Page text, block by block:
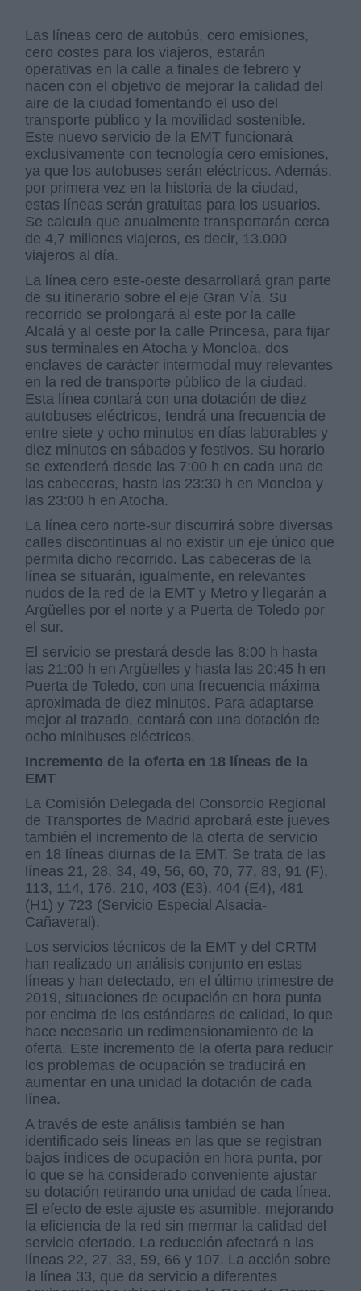
Las líneas cero de autobús, cero emisiones,
cero costes para los viajeros, estarán
operativas en la calle a finales de febrero y
nacen con el objetivo de mejorar la calidad del
aire de la ciudad fomentando el uso del
transporte público y la movilidad sostenible.
Este nuevo servicio de la EMT funcionará
exclusivamente con tecnología cero emisiones,
ya que los autobuses serán eléctricos. Además,
por primera vez en la historia de la ciudad,
estas líneas serán gratuitas para los usuarios.
Se calcula que anualmente transportarán cerca
de 4,7 millones viajeros, es decir, 13.000
viajeros al día.
La línea cero este-oeste desarrollará gran parte
de su itinerario sobre el eje Gran Vía. Su
recorrido se prolongará al este por la calle
Alcalá y al oeste por la calle Princesa, para fijar
sus terminales en Atocha y Moncloa, dos
enclaves de carácter intermodal muy relevantes
en la red de transporte público de la ciudad.
Esta línea contará con una dotación de diez
autobuses eléctricos, tendrá una frecuencia de
entre siete y ocho minutos en días laborables y
diez minutos en sábados y festivos. Su horario
se extenderá desde las 7:00 h en cada una de
las cabeceras, hasta las 23:30 h en Moncloa y
las 23:00 h en Atocha.
La línea cero norte-sur discurrirá sobre diversas
calles discontinuas al no existir un eje único que
permita dicho recorrido. Las cabeceras de la
línea se situarán, igualmente, en relevantes
nudos de la red de la EMT y Metro y llegarán a
Argüelles por el norte y a Puerta de Toledo por
el sur.
El servicio se prestará desde las 8:00 h hasta
las 21:00 h en Argüelles y hasta las 20:45 h en
Puerta de Toledo, con una frecuencia máxima
aproximada de diez minutos. Para adaptarse
mejor al trazado, contará con una dotación de
ocho minibuses eléctricos.
Incremento de la oferta en 18 líneas de la
EMT
La Comisión Delegada del Consorcio Regional
de Transportes de Madrid aprobará este jueves
también el incremento de la oferta de servicio
en 18 líneas diurnas de la EMT. Se trata de las
líneas 21, 28, 34, 49, 56, 60, 70, 77, 83, 91 (F),
113, 114, 176, 210, 403 (E3), 404 (E4), 481
(H1) y 723 (Servicio Especial Alsacia-
Cañaveral).
Los servicios técnicos de la EMT y del CRTM
han realizado un análisis conjunto en estas
líneas y han detectado, en el último trimestre de
2019, situaciones de ocupación en hora punta
por encima de los estándares de calidad, lo que
hace necesario un redimensionamiento de la
oferta. Este incremento de la oferta para reducir
los problemas de ocupación se traducirá en
aumentar en una unidad la dotación de cada
línea.
A través de este análisis también se han
identificado seis líneas en las que se registran
bajos índices de ocupación en hora punta, por
lo que se ha considerado conveniente ajustar
su dotación retirando una unidad de cada línea.
El efecto de este ajuste es asumible, mejorando
la eficiencia de la red sin mermar la calidad del
servicio ofertado. La reducción afectará a las
líneas 22, 27, 33, 59, 66 y 107. La acción sobre
la línea 33, que da servicio a diferentes